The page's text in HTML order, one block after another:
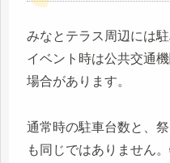
みなとテラス周辺には
イベント時は公共交通
場合があります。
通常時の駐車台数と、
も同じではありません